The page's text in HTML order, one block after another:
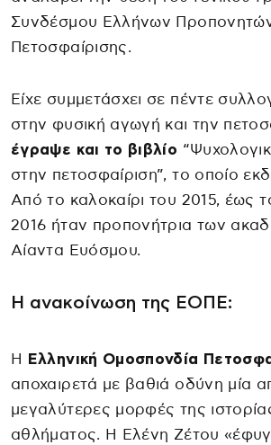
Συνδέσμου Ελλήνων
Πετοσφαίρισης.
Είχε συμμετάσχει σε πέντε
στην φυσική αγωγή και την
έγραψε και το βιβλίο
στην πετοσφαίριση”, το οποίο
Από το καλοκαίρι του 2015, έως
2016 ήταν προπονήτρια των
Αίαντα Ευόσμου.
Η ανακοίνωση της ΕΟΠΕ:
Η
Ελληνική Ομοσπονδία
αποχαιρετά με βαθιά οδύνη μία
μεγαλύτερες μορφές της
αθλήματος. Η Ελένη Ζέτου